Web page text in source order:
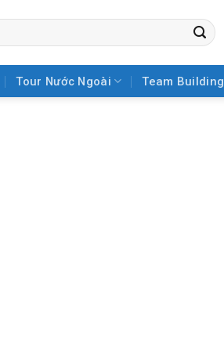
Tour Nước Ngoài Team Building